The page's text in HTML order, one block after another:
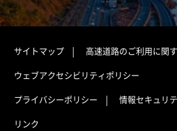
サイトマップ 高速道路のご利用に関
ウェブアクセシビリティポリシー
プライバシーポリシー
情報セキュリ
リンク